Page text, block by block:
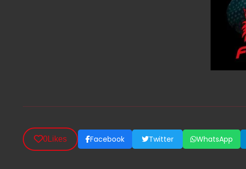
0Likes Facebook Twitter WhatsApp